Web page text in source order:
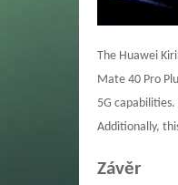
The Huawei
Mate 40 Pro
5G
Additionally,
Závěr